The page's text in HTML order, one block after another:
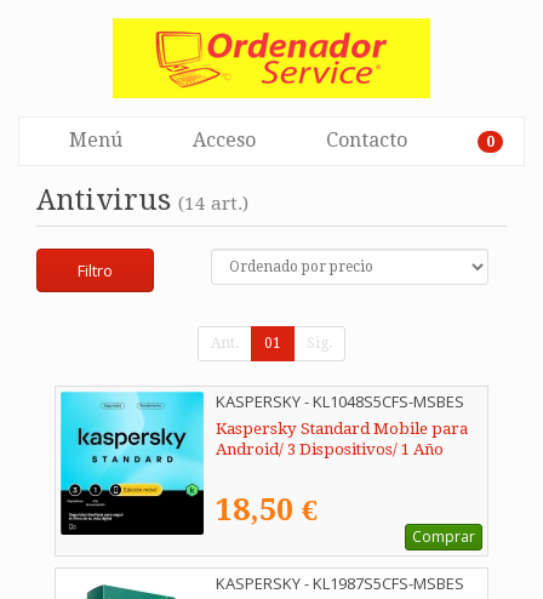
Menú Acceso Contacto 0
Antivirus (14 art.)
Filtro
Ant. 01 Sig.
KASPERSKY - KL1048S5CFS-MSBES
Kaspersky Standard Mobile para
Android/ 3 Dispositivos/ 1 Año
18,50 €
Comprar
KASPERSKY - KL1987S5CFS-MSBES